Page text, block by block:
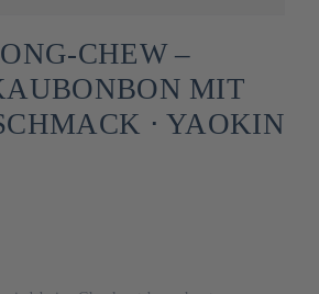
CHEW –
MIT
⋅ YAOKIN